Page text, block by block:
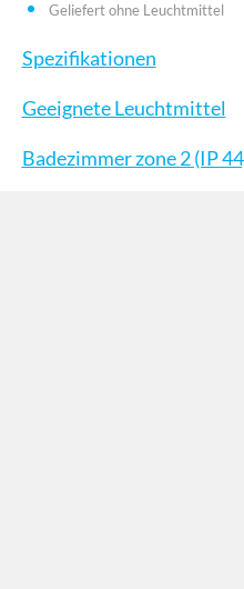
Geliefert ohne Leuchtmittel
Spezifikationen
Geeignete Leuchtmittel
Badezimmer zone 2 (IP